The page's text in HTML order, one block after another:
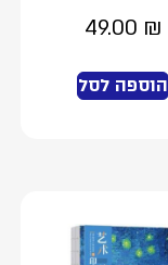
49.00₪
הוספה לסל